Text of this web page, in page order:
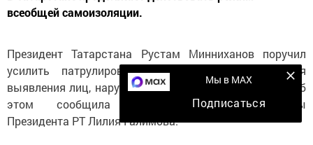
всеобщей самоизоляции.
Президент Татарстана Рустам Минниханов поручил
усилить патрулирование городов республики для
выявления лиц, нарушающих режим самоизоляции. Об
этом сообщила руководитель пресс-службы
Президента РТ Лилия Галимова.
Мы в MAX
Подписаться